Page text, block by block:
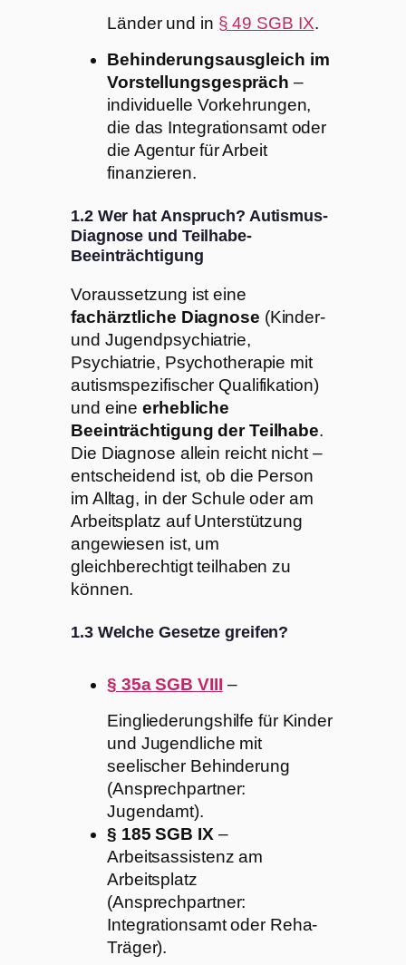
Länder und in § 49 SGB IX.
Behinderungsausgleich im
Vorstellungsgespräch –
individuelle Vorkehrungen,
die das Integrationsamt oder
die Agentur für Arbeit
finanzieren.
1.2 Wer hat Anspruch? Autismus-
Diagnose und Teilhabe-
Beeinträchtigung
Voraussetzung ist eine
fachärztliche Diagnose (Kinder-
und Jugendpsychiatrie,
Psychiatrie, Psychotherapie mit
autismspezifischer Qualifikation)
und eineerhebliche
Beeinträchtigung der Teilhabe.
Die Diagnose allein reicht nicht –
entscheidend ist, ob die Person
im Alltag, in der Schule oder am
Arbeitsplatz auf Unterstützung
angewiesen ist, um
gleichberechtigt teilhaben zu
können.
1.3 Welche Gesetze greifen?
§ 35a SGB VIII –
Eingliederungshilfe für Kinder
und Jugendliche mit
seelischer Behinderung
(Ansprechpartner:
Jugendamt).
§ 185 SGB IX–
Arbeitsassistenz am
Arbeitsplatz
(Ansprechpartner:
Integrationsamt oder Reha-
Träger).